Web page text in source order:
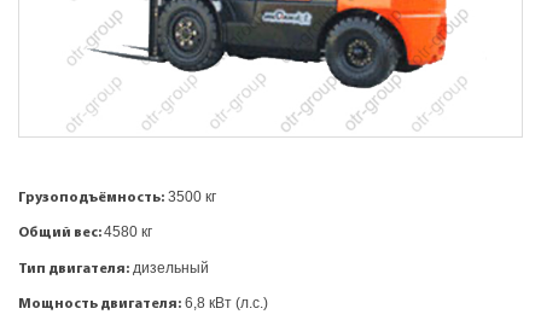
Грузоподъёмность: 3500 кг
Общий вес:4580 кг
Тип двигателя: дизельный
Мощность двигателя: 6,8 кВт (л.с.)